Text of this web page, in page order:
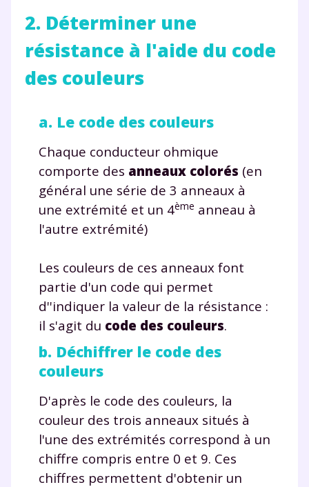
2. Déterminer une
résistance à l'aide du code
des couleurs
a. Le code des couleurs
Chaque conducteur ohmique
comporte des anneaux colorés (en
général une série de 3 anneaux à
une extrémité et un 4ème anneau à
l'autre extrémité)
Les couleurs de ces anneaux font
partie d'un code qui permet
d''indiquer la valeur de la résistance :
il s'agit du code des couleurs.
b. Déchiffrer le code des
couleurs
D'après le code des couleurs, la
couleur des trois anneaux situés à
l'une des extrémités correspond à un
chiffre compris entre 0 et 9. Ces
chiffres permettent d'obtenir un